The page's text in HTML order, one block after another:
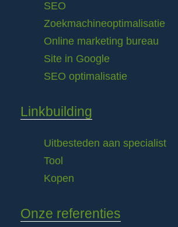
SEO
Zoekmachineoptimalisatie
Online marketing bureau
Site in Google
SEO optimalisatie
Linkbuilding
Uitbesteden aan specialist
Tool
Kopen
Onze referenties